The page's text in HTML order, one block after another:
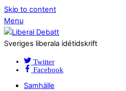
Skip to content
Menu
Sveriges liberala idétidskrift
Twitter
Facebook
Samhälle